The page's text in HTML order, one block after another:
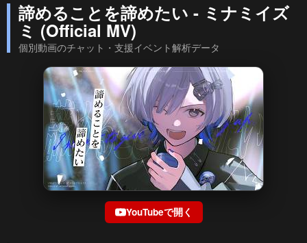
諦めることを諦めたい - ミナミイズ
ミ (Official MV)
個別動画のチャット・支援イベント解析データ
YouTubeで開く